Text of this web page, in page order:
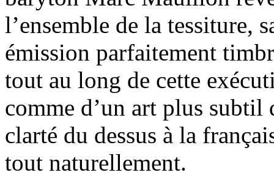
l’ensemble de la tessiture,
émission parfaitement
tout au long de cette
comme d’un art plus
clarté du dessus à la
tout naturellement.